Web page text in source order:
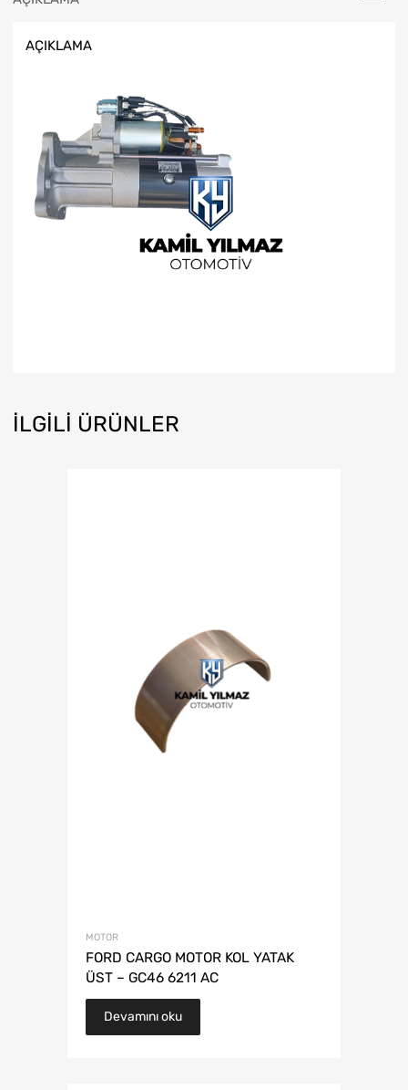
AÇIKLAMA
İLGILI ÜRÜNLER
MOTOR
FORD CARGO MOTOR KOL YATAK
ÜST – GC46 6211 AC
Devamını oku